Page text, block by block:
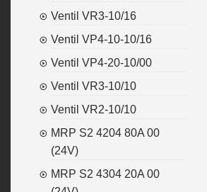
Ventil VR3-10/16
Ventil VP4-10-10/16
Ventil VP4-20-10/00
Ventil VR3-10/10
Ventil VR2-10/10
MRP S2 4204 80A 00
(24V)
MRP S2 4304 20A 00